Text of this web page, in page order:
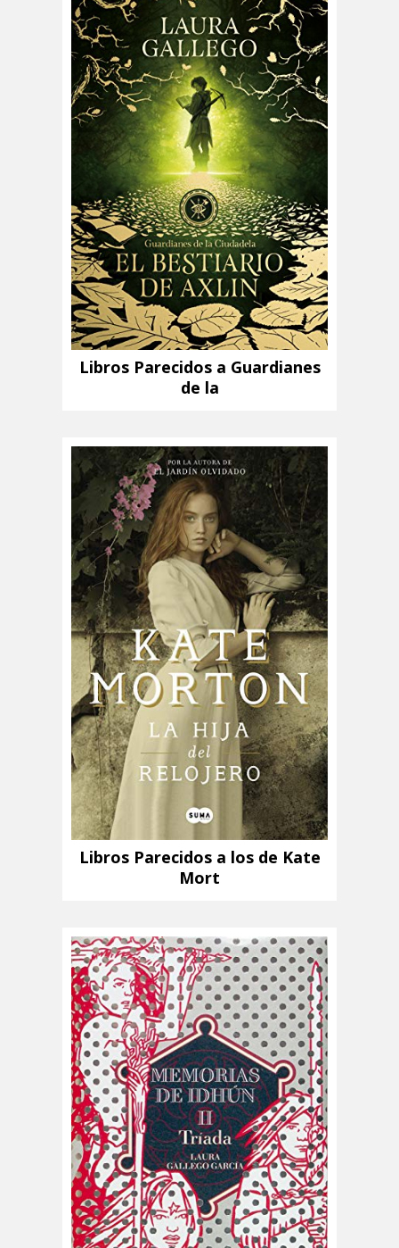
Libros Parecidos a Guardianes
de la
Libros Parecidos a los de Kate
Mort